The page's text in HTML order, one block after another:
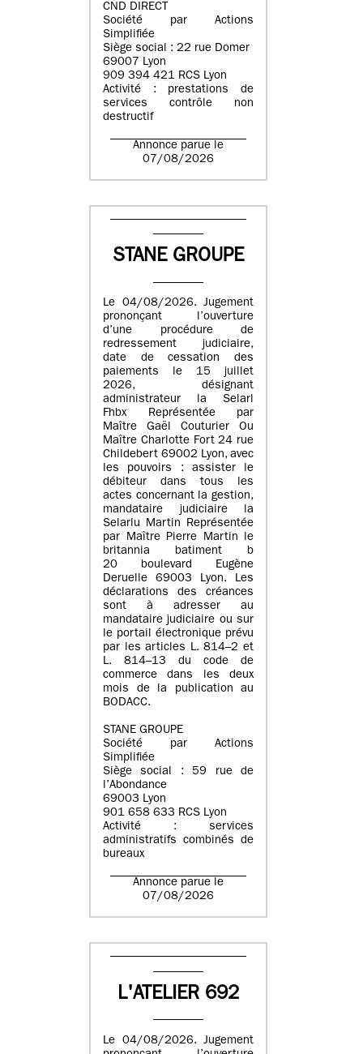
CND DIRECT
Société par Actions
Simplifiée
Siège social : 22 rue Domer
69007 Lyon
909 394 421 RCS Lyon
Activité : prestations de
services contrôle non
destructif
Annonce parue le
07/08/2026
STANE GROUPE
Le 04/08/2026. Jugement
prononçant l’ouverture
d’une procédure de
redressement judiciaire,
date de cessation des
paiements le 15 juillet
2026, désignant
administrateur la Selarl
Fhbx Représentée par
Maître Gaël Couturier Ou
Maître Charlotte Fort 24 rue
Childebert 69002 Lyon, avec
les pouvoirs : assister le
débiteur dans tous les
actes concernant la gestion,
mandataire judiciaire la
Selarlu Martin Représentée
par Maître Pierre Martin le
britannia batiment b
20 boulevard Eugène
Deruelle 69003 Lyon. Les
déclarations des créances
sont à adresser au
mandataire judiciaire ou sur
le portail électronique prévu
par les articles L. 814–2 et
L. 814–13 du code de
commerce dans les deux
mois de la publication au
BODACC.
STANE GROUPE
Société par Actions
Simplifiée
Siège social : 59 rue de
l’Abondance
69003 Lyon
901 658 633 RCS Lyon
Activité : services
administratifs combinés de
bureaux
Annonce parue le
07/08/2026
L'ATELIER 692
Le 04/08/2026. Jugement